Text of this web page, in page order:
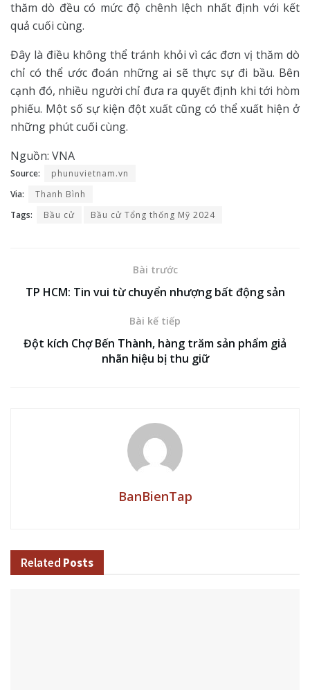
thăm dò đều có mức độ chênh lệch nhất định với kết
quả cuối cùng.
Đây là điều không thể tránh khỏi vì các đơn vị thăm dò
chỉ có thể ước đoán những ai sẽ thực sự đi bầu. Bên
cạnh đó, nhiều người chỉ đưa ra quyết định khi tới hòm
phiếu. Một số sự kiện đột xuất cũng có thể xuất hiện ở
những phút cuối cùng.
Nguồn: VNA
Source:
phunuvietnam.vn
Via:
Thanh Bình
Tags:
Bầu cử Bầu cử Tổng thống Mỹ 2024
Bài trước
TP HCM: Tin vui từ chuyển nhượng bất động sản
Bài kế tiếp
Đột kích Chợ Bến Thành, hàng trăm sản phẩm giả
nhãn hiệu bị thu giữ
BanBienTap
Related Posts